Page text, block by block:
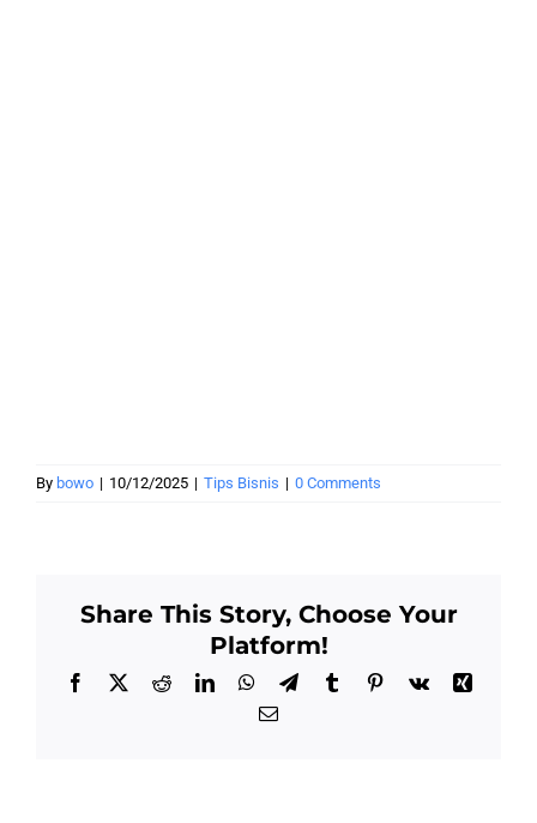
By bowo | 10/12/2025 | Tips Bisnis | 0 Comments
Share This Story, Choose Your
Platform!
Facebook
X RedditLinkedInWhatsApp
TelegramTumblrPinterest
Vk
Xing
Email